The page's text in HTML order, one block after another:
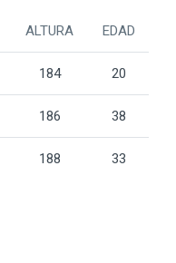
ALTURA EDAD
184 20
186 38
188 33